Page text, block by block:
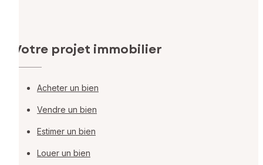
Votre projet immobilier
Acheter un bien
Vendre un bien
Estimer un bien
Louer un bien